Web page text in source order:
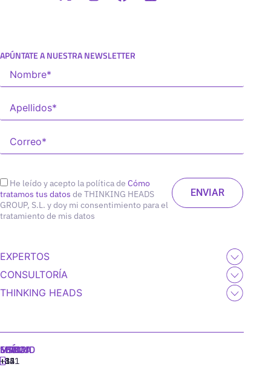
APÚNTATE A NUESTRA NEWSLETTER
He leído y acepto la política de Cómo
tratamos tus datos de THINKING HEADS
GROUP, S.L. y doy mi consentimiento para el
tratamiento de mis datos
EXPERTOS
CONSULTORÍA
THINKING HEADS
MADRID
+34
MIAMI
+1
SEÚL
+82
LISBOA
‪+351